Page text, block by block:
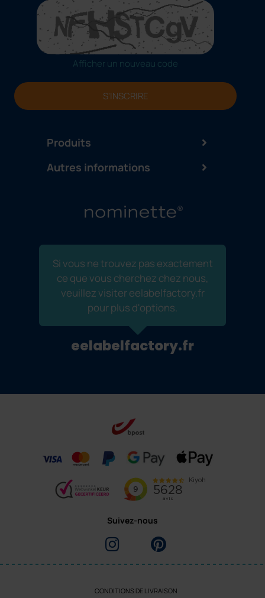
Produits
Afficher un nouveau code
S'INSCRIRE
Autres informations
Si vous ne trouvez pas exactement
ce que vous cherchez chez nous,
veuillez visiter eelabelfactory.fr
pour plus d'options.
eelabelfactory.fr
Suivez-nous
CONDITIONS DE LIVRAISON